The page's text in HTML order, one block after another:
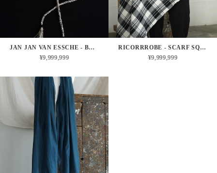
JAN JAN VAN ESSCHE - BELT#3 (LIGHT)
¥9,999,999
RICORRROBE - SCARF SQUARE (MOTHER OF PEARL ＋ ONYX)
¥9,999,999